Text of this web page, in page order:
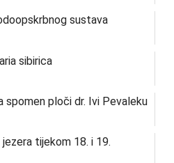
sustava
sibirica
spomen ploči dr. Ivi Pevaleku
tijekom 18. i 19.